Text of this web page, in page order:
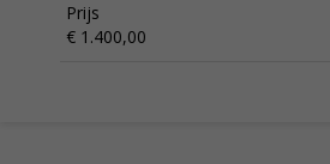
Prijs
€ 1.400,00